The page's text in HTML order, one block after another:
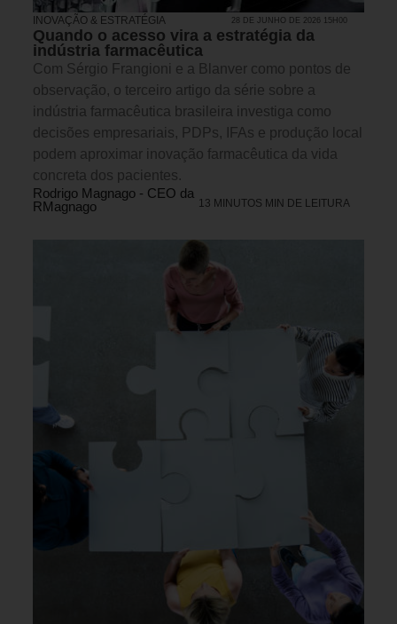
INOVAÇÃO & ESTRATÉGIA 28 DE JUNHO DE 2026 15H00
Quando o acesso vira a estratégia da
indústria farmacêutica
Com Sérgio Frangioni e a Blanver como pontos de
observação, o terceiro artigo da série sobre a
indústria farmacêutica brasileira investiga como
decisões empresariais, PDPs, IFAs e produção local
podem aproximar inovação farmacêutica da vida
concreta dos pacientes.
Rodrigo Magnago - CEO da
RMagnago
13 MINUTOS MIN DE LEITURA